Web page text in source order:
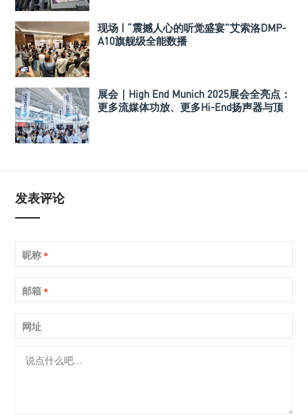
现场 | “震撼人心的听觉盛宴”艾索洛DMP-
A10旗舰级全能数播
展会｜High End Munich 2025展会全亮点：
更多流媒体功放、更多Hi-End扬声器与顶
发表评论
昵称 *
邮箱 *
网址